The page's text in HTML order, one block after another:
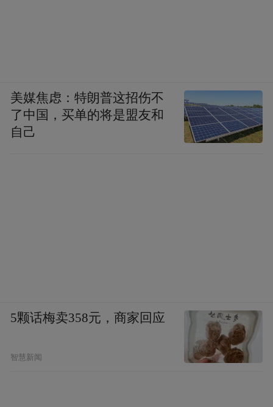
美媒焦虑：特朗普这招伤不
了中国，买单的将是盟友和
自己
5颗话梅卖358元，商家回应
智慧新闻